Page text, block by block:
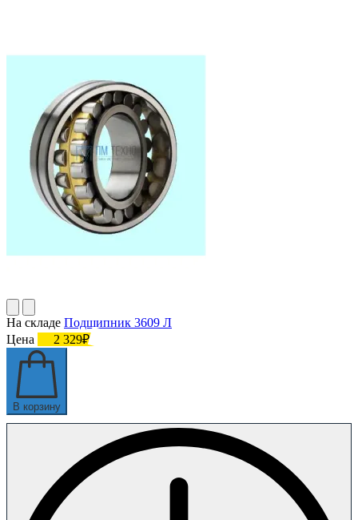
На складе Подшипник 3609 Л
Цена
2 329₽
В корзину